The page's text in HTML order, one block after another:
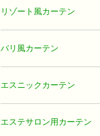
リゾート風カーテン
バリ風カーテン
エスニックカーテン
エステサロン用カーテン